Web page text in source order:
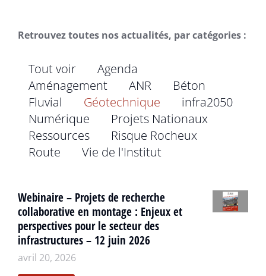
Retrouvez toutes nos actualités, par catégories :
Tout voir
Agenda
Aménagement
ANR
Béton
Fluvial
Géotechnique
infra2050
Numérique
Projets Nationaux
Ressources
Risque Rocheux
Route
Vie de l'Institut
Webinaire – Projets de recherche
collaborative en montage : Enjeux et
perspectives pour le secteur des
infrastructures – 12 juin 2026
avril 20, 2026